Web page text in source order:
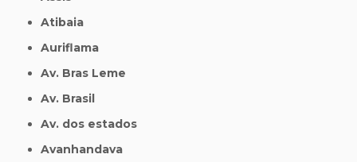
Atibaia
Auriflama
Av. Bras Leme
Av. Brasil
Av. dos estados
Avanhandava